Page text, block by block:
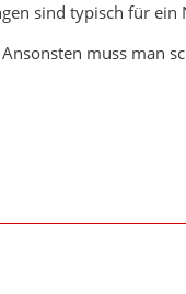
sind typisch für
muss man